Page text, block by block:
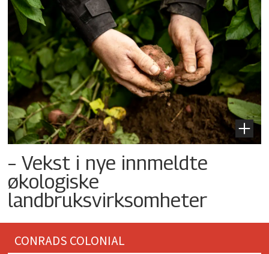
– Vekst i nye innmeldte
økologiske
landbruksvirksomheter
CONRADS COLONIAL